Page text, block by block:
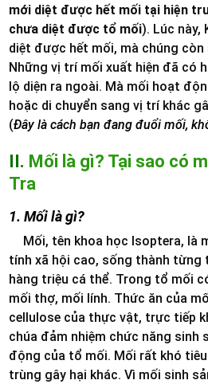
mới diệt được hết mối tại hiện
chưa diệt được tổ mối). Lúc này,
diệt được hết mối, mà chúng
Những vị trí mối xuất hiện đã có
lộ diện ra ngoài. Mà mối hoạt
hoặc di chuyển sang vị trí khác
(Đây là cách bạn đang đuổi mối,
II. Mối là gì? Tại sao có
Tra
1. Mối là gì?
Mối, tên khoa học Isoptera, là
tính xã hội cao, sống thành từng
hàng triệu cá thể. Trong tổ mối
mối thợ, mối lính. Thức ăn của
cellulose của thực vật, trực tiếp
chúa đảm nhiệm chức năng sinh
động của tổ mối. Mối rất khó
trùng gây hại khác. Vì mối sinh